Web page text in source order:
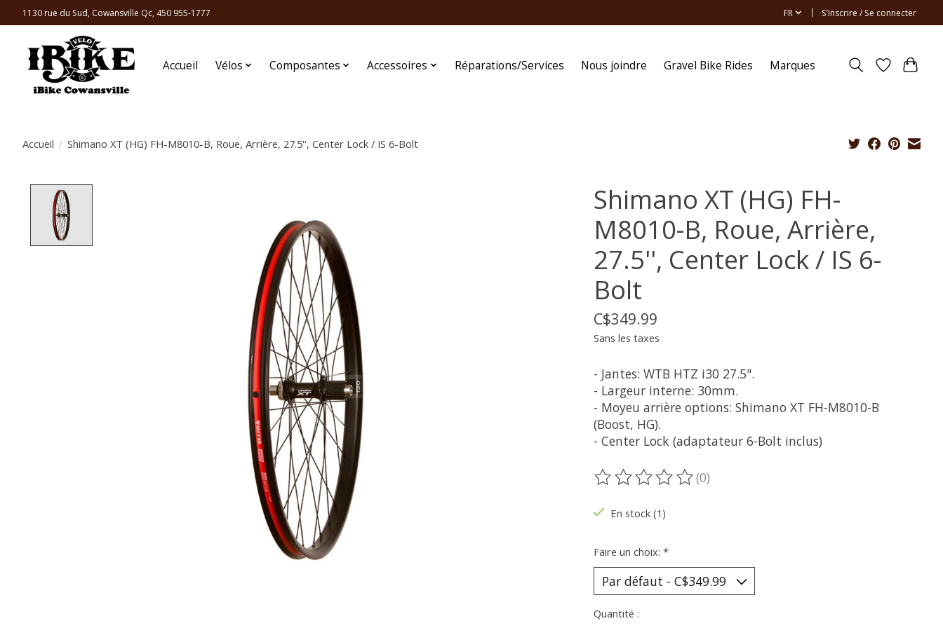
1130 rue du Sud, Cowansville Qc, 450 955-1777 FR S’inscrire / Se connecter
Accueil Vélos Composantes Accessoires Réparations/Services Nous joindre Gravel Bike Rides Marques
Accueil / Shimano XT (HG) FH-M8010-B, Roue, Arrière, 27.5'', Center Lock / IS 6-Bolt
Shimano XT (HG) FH-
M8010-B, Roue, Arrière,
27.5'', Center Lock / IS 6-
Bolt
C$349.99
Sans les taxes
- Jantes: WTB HTZ i30 27.5".
- Largeur interne: 30mm.
- Moyeu arrière options: Shimano XT FH-M8010-B
(Boost, HG).
- Center Lock (adaptateur 6-Bolt inclus)
Ce produit est évalué à
(0)
En stock (1)
Faire un choix: *
Quantité :